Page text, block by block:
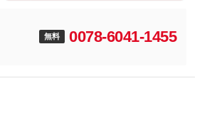
無料 0078-6041-1455